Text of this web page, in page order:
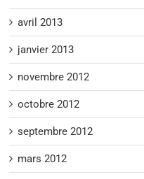
avril 2013
janvier 2013
novembre 2012
octobre 2012
septembre 2012
mars 2012